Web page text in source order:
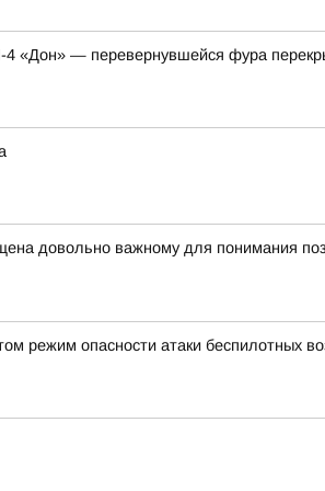
«Дон» — перевернувшейся фура
довольно важному для понимания
опасности атаки беспилотных